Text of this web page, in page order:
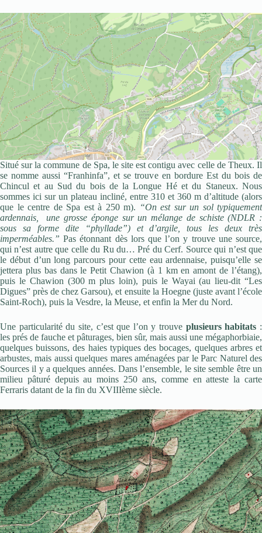
Situé sur la commune de Spa, le site est contigu avec celle de Theux. Il
se nomme aussi “Franhinfa”, et se trouve en bordure Est du bois de
Chincul et au Sud du bois de la Longue Hé et du Staneux. Nous
sommes ici sur un plateau incliné, entre 310 et 360 m d’altitude (alors
que le centre de Spa est à 250 m). “On est sur un sol typiquement
ardennais, une grosse éponge sur un mélange de schiste (NDLR :
sous sa forme dite “phyllade”) et d’argile, tous les deux très
imperméables.” Pas étonnant dès lors que l’on y trouve une source,
qui n’est autre que celle du Ru du… Pré du Cerf. Source qui n’est que
le début d’un long parcours pour cette eau ardennaise, puisqu’elle se
jettera plus bas dans le Petit Chawion (à 1 km en amont de l’étang),
puis le Chawion (300 m plus loin), puis le Wayai (au lieu-dit “Les
Digues” près de chez Garsou), et ensuite la Hoegne (juste avant l’école
Saint-Roch), puis la Vesdre, la Meuse, et enfin la Mer du Nord.
Une particularité du site, c’est que l’on y trouve plusieurs habitats :
les prés de fauche et pâturages, bien sûr, mais aussi une mégaphorbiaie,
quelques buissons, des haies typiques des bocages, quelques arbres et
arbustes, mais aussi quelques mares aménagées par le Parc Naturel des
Sources il y a quelques années. Dans l’ensemble, le site semble être un
milieu pâturé depuis au moins 250 ans, comme en atteste la carte
Ferraris datant de la fin du XVIIIème siècle.